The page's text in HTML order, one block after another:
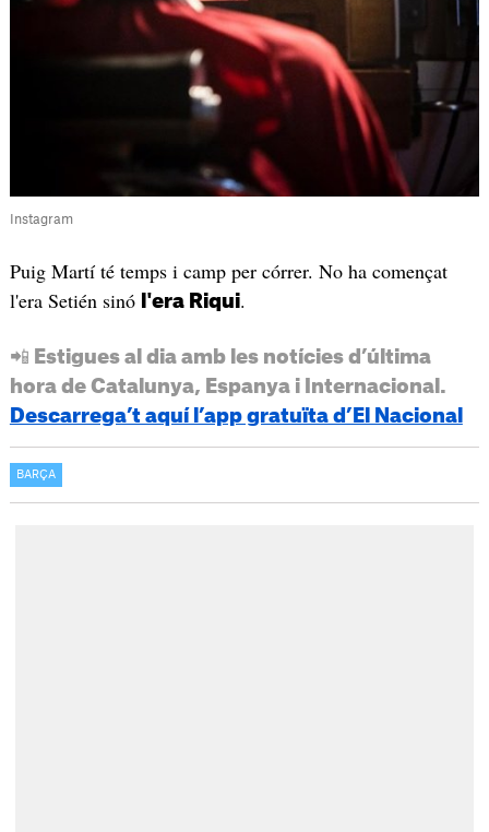
Instagram
Puig Martí té temps i camp per córrer. No ha començat
l'era Setién sinó
l'era Riqui.
📲 Estigues al dia amb les notícies d’última
hora de Catalunya, Espanya i Internacional.
Descarrega’t aquí l’app gratuïta d’El Nacional
BARÇA